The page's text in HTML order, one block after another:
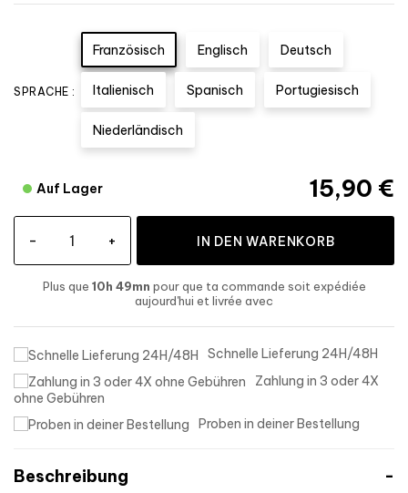
SPRACHE :
Französisch Englisch Deutsch
Italienisch Spanisch Portugiesisch
Niederländisch
15,90 €
Auf Lager
- + IN DEN WARENKORB
Plus que 10h 49mn pour que ta commande soit expédiée
aujourd'hui et livrée avec
Schnelle Lieferung 24H/48H
Zahlung in 3 oder 4X
ohne Gebühren
Proben in deiner Bestellung
Beschreibung